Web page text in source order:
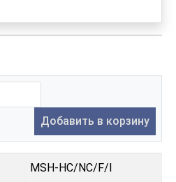
Добавить в корзину
MSH-HC/NC/F/I